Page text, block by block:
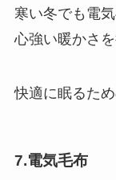
寒い冬でも電
心強い暖かさを
快適に眠るた
7.電気毛布